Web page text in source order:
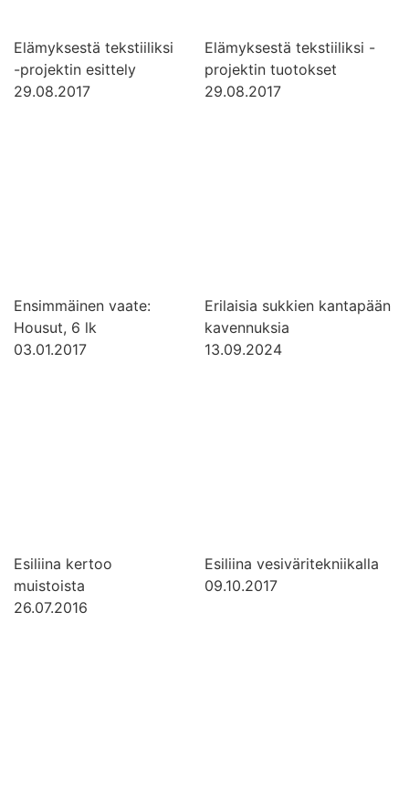
Elämyksestä tekstiiliksi
-projektin esittely
29.08.2017
Elämyksestä tekstiiliksi -
projektin tuotokset
29.08.2017
Ensimmäinen vaate:
Housut, 6 lk
03.01.2017
Erilaisia sukkien kantapään
kavennuksia
13.09.2024
Esiliina kertoo
muistoista
26.07.2016
Esiliina vesiväritekniikalla
09.10.2017